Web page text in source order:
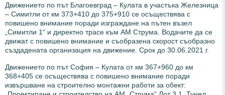
Движението по път Благоевград – Кулата в участъка Железница
– Симитли от км 373+410 до 375+910 се осъществява с
повишено внимание поради изграждане на пътен възел
„Симитли 1“ и директно трасе към АМ Струма. Водачите да се
движат с повишено внимание и съобразена скорост съобразно
създадената организация на движение. Срок до 30.06.2021 г.
Движението по път София – Кулата от км 367+960 до км
368+405 се осъществява с повишено внимание поради
извършване на строително монтажни работи за обект: